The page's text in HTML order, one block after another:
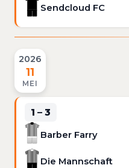
Sendcloud FC
2026
11
MEI
1 – 3
Barber Farry
Die Mannschaft